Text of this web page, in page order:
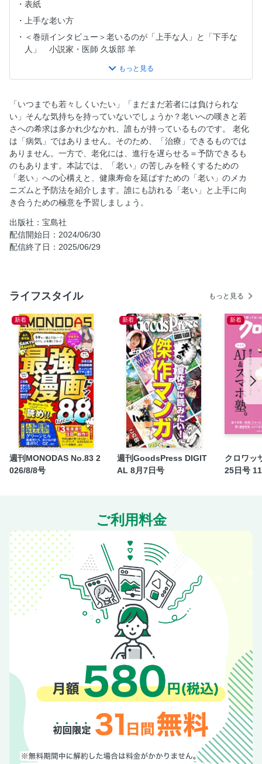
表紙
上手な老い方
＜巻頭インタビュー＞老いるのが「上手な人」と「下手な
人」 小説家・医師 久坂部 羊
あなたはまだ若い？「老い」のチェックリスト（フレイルチ
【第1章】老いるための準備をしよう
人生１００年時代！老いの予習をしないと後悔する
老いの悩みの原因！健康と要介護の過渡期・フレイル
年をとっても「老成」はしない！？老いるほど悩みは多く深
くなる
自殺者の４割が高齢者！注意したい老年期うつ病
「まだ若い」の意識を捨てよう！老いの苦しみは主観年齢か
らくる
老化は加齢だけが原因ではない！ストレスが細胞の老化を早
める
【第2章】あなただけじゃない 老いると起こるさまざまなこ
と
なぜ人は老いるのか？生物が持つ老いのメカニズム
実は知能は低下しない！体の老いに深く関わる脳の老化
見た目の老いに直結！肌の加齢トラブル
多くの高齢者の悩みの種！白髪 と薄毛の原因
コミュニケーションに影響！目と耳の老化
健康寿命を左右する！筋肉・骨・関節の老化
命の危険につながる！免疫と内臓機能の老化
＜まとめ＞老化で起こる主な機能の低下
【第3章】アンチエイジングの真実とウソ
人間は何歳まで生きられる？長寿のエリート・センテナリア
サプリメントで健康被害に！？機能性表示食品のウソとホン
ト
「健康食品」「脳トレ」は効果なし!?健康情報の判断能力を
高めよう
エビデンスがある唯一の健康法！健康寿命を延ばすのは運動
のみ
早寝早起きは不眠を招く！眠たくなったら寝るのが一番
＜まとめ＞健康寿命を延ばすための新常識
【第4章】日本人の死因No１ がんを予習しよう
完全ながん予防は不可能！がんは老化現象の１つである
死にたくなければ病院に行くな！健康人が病院に集まる日本
の不思議
人間ドックでがんリスクが向上！知っておきたい医療被ばく
がんリスクはタバコだけではない！見落としがちな環境汚染
がん治療に近道なし！標準治療が最適な選択
もしもがんになったら？大切なのは心の痛みのケア
「いつまでも若々しくいたい」「まだまだ若者には負けられな
い」そんな気持ちを持っていないでしょうか？老いへの嘆きと若
さへの希求は多かれ少なかれ、誰もが持っているものです。 老化
は「病気」ではありません。そのため、「治療」できるものでは
ありません。一方で、老化には、進行を遅らせる＝予防できるも
のもあります。本誌では、「老い」の苦しみを軽くするための
「老い」への心構えと、健康寿命を延ばすための「老い」のメカ
ニズムと予防法を紹介します。誰にも訪れる「老い」と上手に向
き合うための極意を予習しましょう。
出版社：宝島社
配信開始日：2024/06/30
配信終了日：2025/06/29
ライフスタイル もっと見る
新着
週刊MONODAS No.83 2
026/8/8号
新着
週刊GoodsPress DIGIT
AL 8月7日号
新着
クロワッ
25日号
ご利用料金